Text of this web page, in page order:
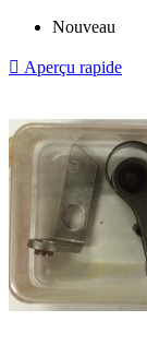
Nouveau
 Aperçu rapide